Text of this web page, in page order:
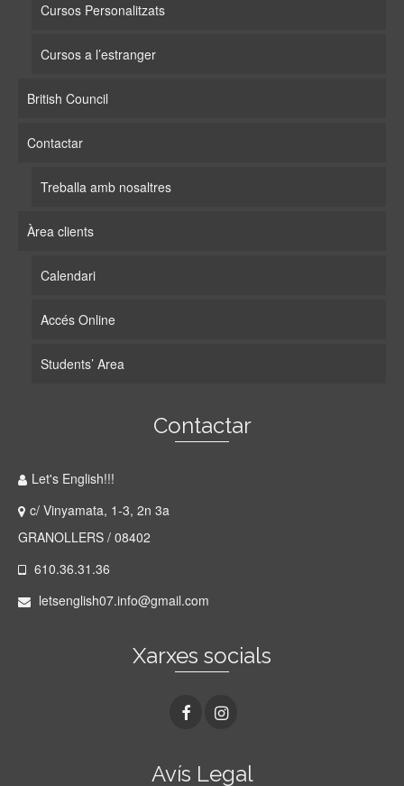
Cursos Personalitzats
Cursos a l’estranger
British Council
Contactar
Treballa amb nosaltres
Àrea clients
Calendari
Accés Online
Students’ Area
Contactar
Let's English!!!
c/ Vinyamata, 1-3, 2n 3a
GRANOLLERS / 08402
610.36.31.36
letsenglish07.info@gmail.com
Xarxes socials
Avís Legal